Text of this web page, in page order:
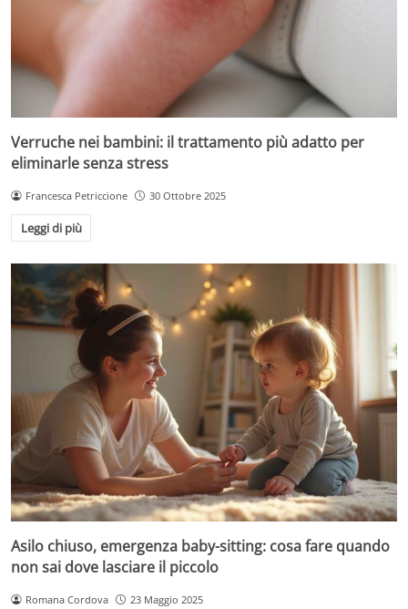
Verruche nei bambini: il trattamento più adatto per
eliminarle senza stress
Francesca Petriccione 30 Ottobre 2025
Leggi di più
Asilo chiuso, emergenza baby-sitting: cosa fare quando
non sai dove lasciare il piccolo
Romana Cordova 23 Maggio 2025